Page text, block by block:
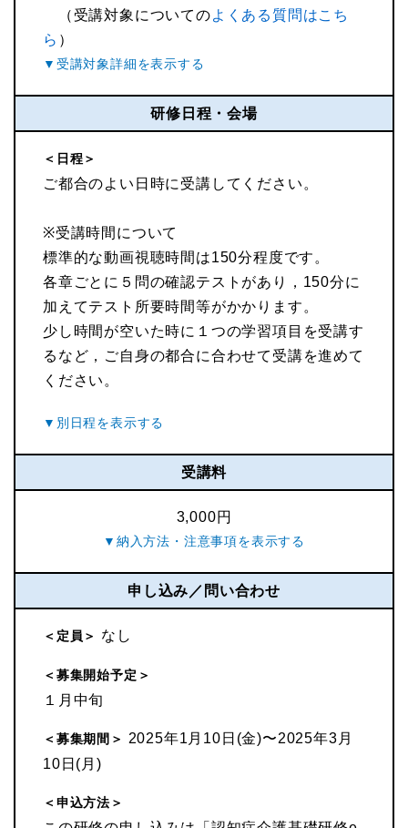
（受講対象についてのよくある質問はこち
ら ）
研修日程・会場
＜日程＞
ご都合のよい日時に受講してください。
※受講時間について
標準的な動画視聴時間は150分程度です。
各章ごとに５問の確認テストがあり，150分に
加えてテスト所要時間等がかかります。
少し時間が空いた時に１つの学習項目を受講す
るなど，ご自身の都合に合わせて受講を進めて
ください。
受講料
3,000円
申し込み／問い合わせ
＜定員＞ なし
＜募集開始予定＞
１月中旬
＜募集期間＞
2025年1月10日(金)〜2025年3月
10日(月)
＜申込方法＞